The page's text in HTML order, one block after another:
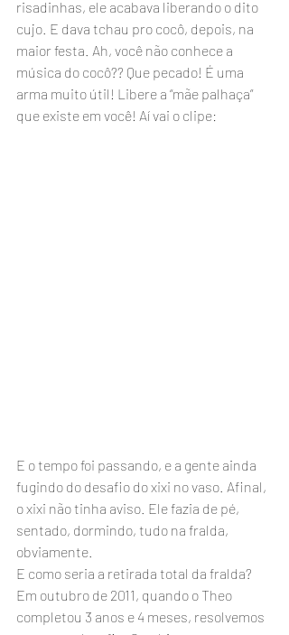
risadinhas, ele acabava liberando o dito
cujo. E dava tchau pro cocô, depois, na
maior festa. Ah, você não conhece a
música do cocô?? Que pecado! É uma
arma muito útil! Libere a “mãe palhaça”
que existe em você! Aí vai o clipe:
E o tempo foi passando, e a gente ainda
fugindo do desafio do xixi no vaso. Afinal,
o xixi não tinha aviso. Ele fazia de pé,
sentado, dormindo, tudo na fralda,
obviamente.
E como seria a retirada total da fralda?
Em outubro de 2011, quando o Theo
completou 3 anos e 4 meses, resolvemos